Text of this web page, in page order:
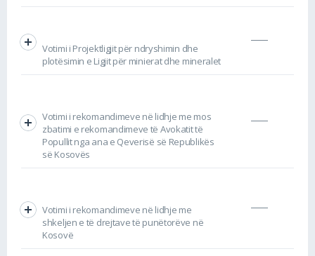
Votimi i Projektligjit për ndryshimin dhe
plotësimin e Ligjit për minierat dhe mineralet
Votimi i rekomandimeve në lidhje me mos
zbatimi e rekomandimeve të Avokatit të
Popullit nga ana e Qeverisë së Republikës
së Kosovës
Votimi i rekomandimeve në lidhje me
shkeljen e të drejtave të punëtorëve në
Kosovë